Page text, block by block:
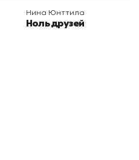
Нина Юнттила
Ноль друзей